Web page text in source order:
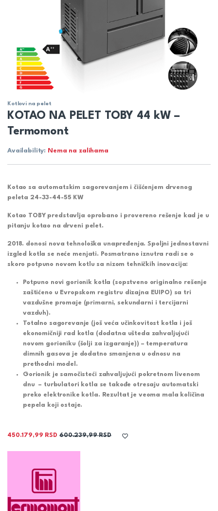
Kotlovi na pelet
KOTAO NA PELET TOBY 44 kW –
Termomont
Availability: Nema na zalihama
Kotao sa automatskim sagorevanjem i čišćenjem drvenog
peleta 24-33-44-55 KW
Kotao TOBY predstavlja oprobano i provereno rešenje kad je u
pitanju kotao na drveni pelet.
2018. donosi nova tehnološka unapređenja. Spoljni jednostavni
izgled kotla se neće menjati. Posmatrano iznutra radi se o
skoro potpuno novom kotlu sa nizom tehničkih inovacija:
Potpuno novi gorionik kotla (sopstveno originalno rešenje
zaštićeno u Evropskom registru dizajna EUIPO) sa tri
vazdušne promaje (primarni, sekundarni i tercijarni
vazduh).
Totalno sagorevanje (još veća učinkovitost kotla i još
ekonomičniji rad kotla (dodatna ušteda zahvaljujući
novom gorioniku (šolji za izgaranje)) – temperatura
dimnih gasova je dodatno smanjena u odnosu na
prethodni model.
Gorionik je samočisteći zahvaljujući pokretnom livenom
dnu – turbulatori kotla se takođe otresaju automatski
preko elektronike kotla. Rezultat je veoma mala količina
pepela koji ostaje.
450.179,99 RSD 600.239,99RSD